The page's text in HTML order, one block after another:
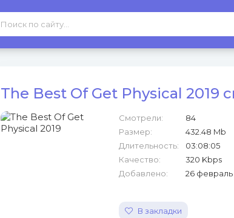
The Best Of Get Physical 2019
Смотрели:
84
Размер:
432.48 Mb
Длительность:
03:08:05
Качество:
320 Kbps
Добавлено:
26 февраль
В закладки